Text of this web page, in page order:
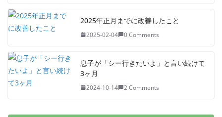
2025年正月までに改善したこと
2025-02-04 0 Comments
息子が「シー行きたいよ」と言い続けて
3ヶ月
2024-10-14 2 Comments